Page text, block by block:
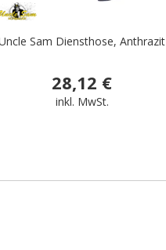
Sam Diensthose, Anthrazit
28,12 €
inkl. MwSt.